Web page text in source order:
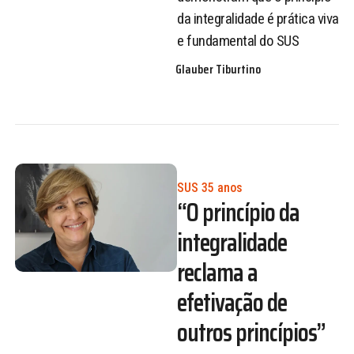
da integralidade é prática viva
e fundamental do SUS
Glauber Tiburtino
SUS 35 anos
“O princípio da
integralidade
reclama a
efetivação de
outros princípios”